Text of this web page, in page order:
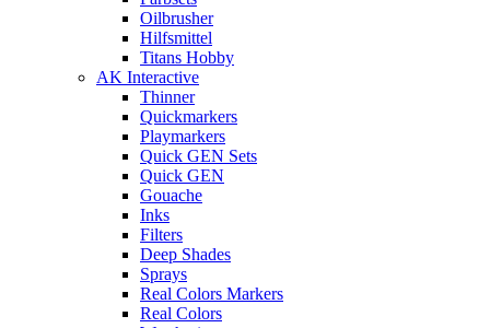
Oilbrusher
Hilfsmittel
Titans Hobby
AK Interactive
Thinner
Quickmarkers
Playmarkers
Quick GEN Sets
Quick GEN
Gouache
Inks
Filters
Deep Shades
Sprays
Real Colors Markers
Real Colors